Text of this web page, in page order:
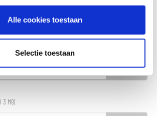
Alle cookies toestaan
Selectie toestaan
MB)
3 MB)